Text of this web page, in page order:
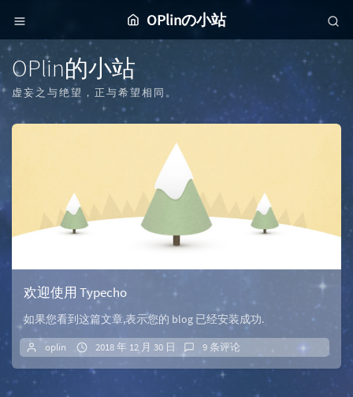
OPlinの小站
OPlin的小站
虚妄之与绝望，正与希望相同。
欢迎使用 Typecho
如果您看到这篇文章,表示您的 blog 已经安装成功.
oplin 2018 年 12 月 30 日 9 条评论